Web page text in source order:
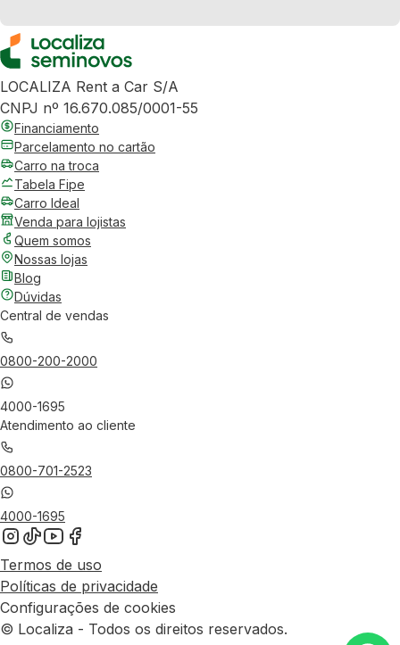
LOCALIZA Rent a Car S/A
CNPJ nº 16.670.085/0001-55
Financiamento
Parcelamento no cartão
Carro na troca
Tabela Fipe
Carro Ideal
Venda para lojistas
Quem somos
Nossas lojas
Blog
Dúvidas
Central de vendas
0800-200-2000
4000-1695
Atendimento ao cliente
0800-701-2523
4000-1695
Termos de uso
Políticas de privacidade
Configurações de cookies
© Localiza - Todos os direitos reservados.